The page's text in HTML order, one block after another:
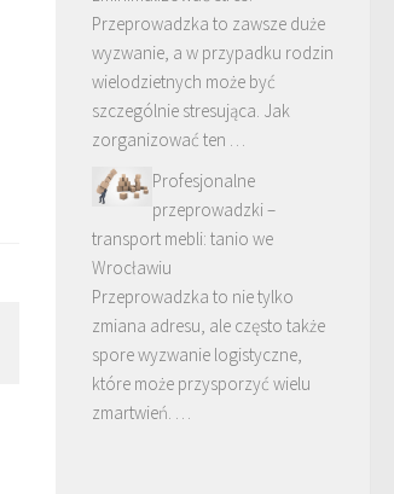
Przeprowadzka to zawsze duże
wyzwanie, a w przypadku rodzin
wielodzietnych może być
szczególnie stresująca. Jak
zorganizować ten …
Profesjonalne
przeprowadzki –
transport mebli: tanio we
Wrocławiu
Przeprowadzka to nie tylko
zmiana adresu, ale często także
spore wyzwanie logistyczne,
które może przysporzyć wielu
zmartwień. …